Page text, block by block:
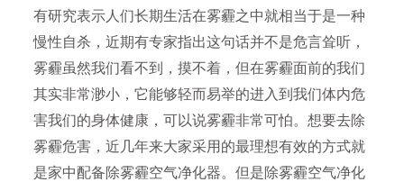
有研究表示人们长期生活在雾霾之中就相当于是一种
慢性自杀，近期有专家指出这句话并不是危言耸听，
雾霾虽然我们看不到，摸不着，但在雾霾面前的我们
其实非常渺小，它能够轻而易举的进入到我们体内危
害我们的身体健康，可以说雾霾非常可怕。想要去除
雾霾危害，近几年来大家采用的最理想有效的方式就
是家中配备除雾霾空气净化器。但是除雾霾空气净化